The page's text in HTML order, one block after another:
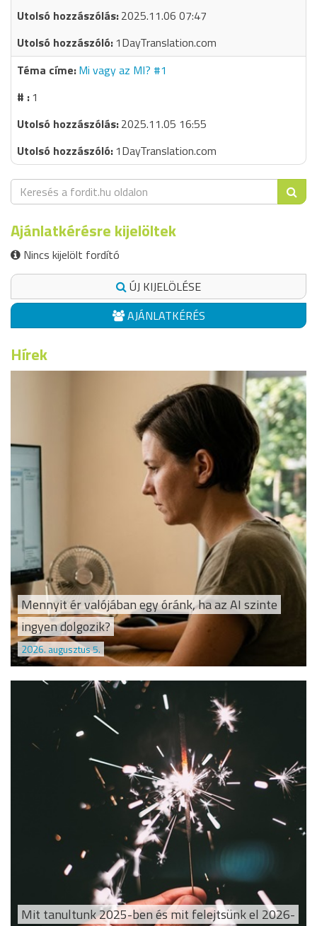
2025.11.06 07:47
1DayTranslation.com
Mi vagy az MI? #1
1
2025.11.05 16:55
1DayTranslation.com
Ajánlatkérésre kijelöltek
Nincs kijelölt fordító
ÚJ KIJELÖLÉSE
AJÁNLATKÉRÉS
Hírek
Mennyit ér valójában egy óránk, ha az AI szinte
ingyen dolgozik?
2026. augusztus 5.
Mit tanultunk 2025-ben és mit felejtsünk el 2026-